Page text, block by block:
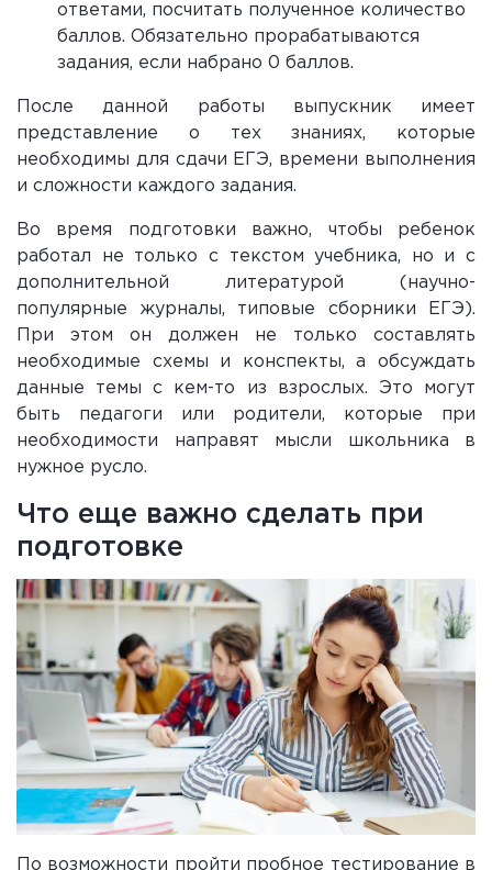
ответами, посчитать полученное количество
баллов. Обязательно прорабатываются
задания, если набрано 0 баллов.
После данной работы выпускник имеет
представление о тех знаниях, которые
необходимы для сдачи ЕГЭ, времени выполнения
и сложности каждого задания.
Во время подготовки важно, чтобы ребенок
работал не только с текстом учебника, но и с
дополнительной литературой (научно-
популярные журналы, типовые сборники ЕГЭ).
При этом он должен не только составлять
необходимые схемы и конспекты, а обсуждать
данные темы с кем-то из взрослых. Это могут
быть педагоги или родители, которые при
необходимости направят мысли школьника в
нужное русло.
Что еще важно сделать при
подготовке
По возможности пройти пробное тестирование в